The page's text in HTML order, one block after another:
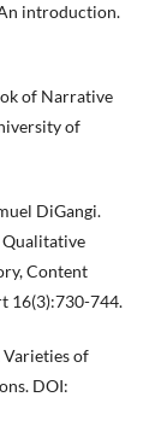
introduction.
of Narrative
of
DiGangi.
Qualitative
Content
16(3):730-744.
Varieties of
DOI: